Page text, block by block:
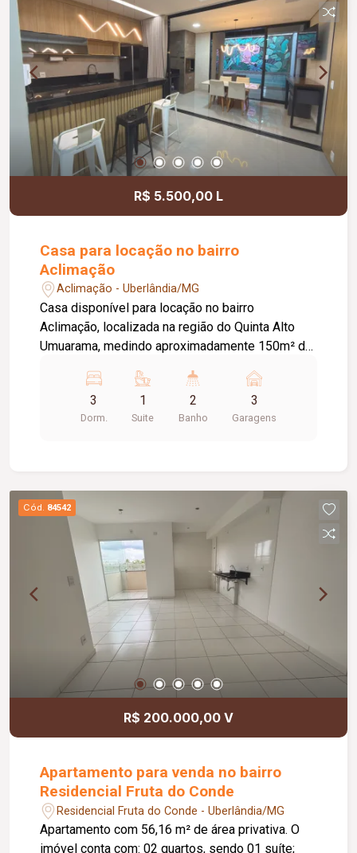
R$ 5.500,00 L
Casa para locação no bairro
Aclimação
Aclimação - Uberlândia/MG
Casa disponível para locação no bairro
Aclimação, localizada na região do Quinta Alto
Umuarama, medindo aproximadamente 150m² de
sala climatizada em 02 ambientes, cozinha
montada pronta para usar, área gourmet com
churrasqueira a carvão, sistema de som JBL
com sacada), e banheiro social. Além disso o
imóvel disponível de sistema completo de
segurança e monitoramento, cerca concertina,
garagem para 02 carros, portão eletrônico, e um
mezanino sobre a garagem.
3
Dorm.
1
Suite
2
Banho
3
Garagens
Cód. 84542
R$ 200.000,00 V
Apartamento para venda no bairro
Residencial Fruta do Conde
Residencial Fruta do Conde - Uberlândia/MG
Apartamento com 56,16 m² de área privativa. O
imóvel conta com: 02 quartos, sendo 01 suíte;